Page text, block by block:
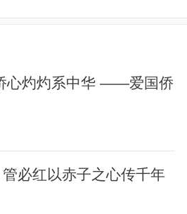
心灼灼系中华 ——爱国侨
必红以赤子之心传千年